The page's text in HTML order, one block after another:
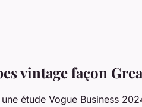
vintage façon
étude Vogue Business